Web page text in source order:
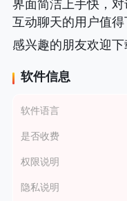
界面简洁上手快，
互动聊天的用户值得
感兴趣的朋友欢迎下
软件信息
软件语言
是否收费
权限说明
隐私说明